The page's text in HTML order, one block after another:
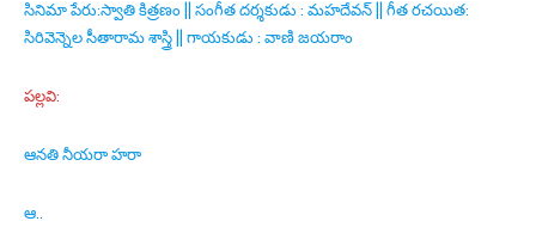
సినిమా పేరు:స్వాతి కిత్రణం || సంగీత దర్శకుడు : మహదేవన్ || గీత రచయిత:
సిరివెన్నెల సీతారామ శాస్త్రి || గాయకుడు : వాణి జయరాం
పల్లవి:
ఆనతి నీయరా హరా
ఆ..